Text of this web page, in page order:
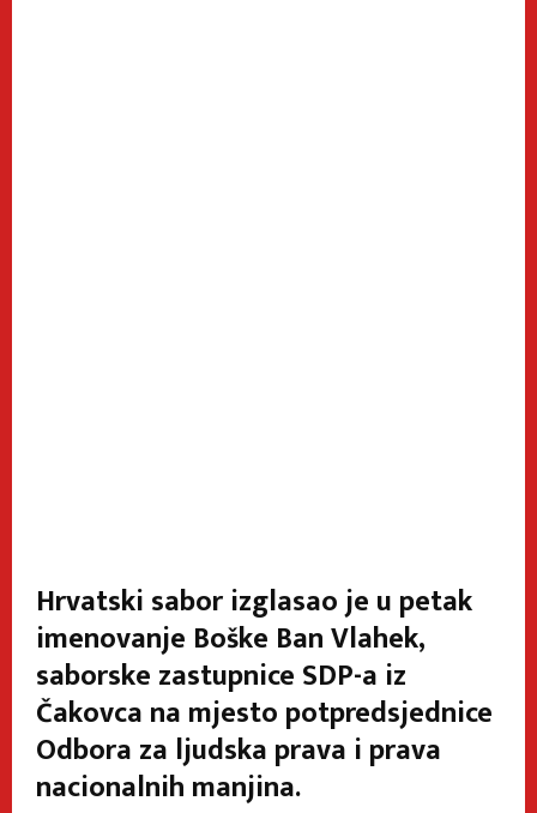
Hrvatski sabor izglasao je u petak
imenovanje Boške Ban Vlahek,
saborske zastupnice SDP-a iz
Čakovca na mjesto potpredsjednice
Odbora za ljudska prava i prava
nacionalnih manjina.